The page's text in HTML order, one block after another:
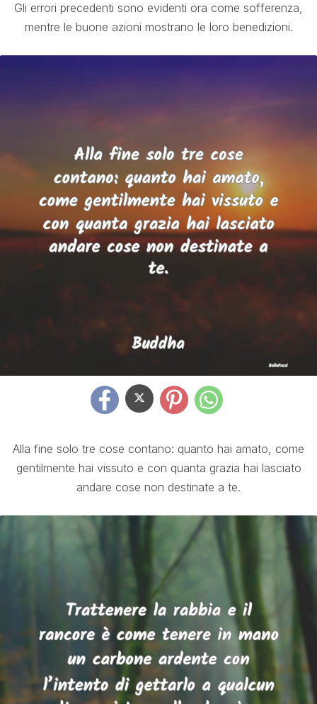
Gli errori precedenti sono evidenti ora come sofferenza,
mentre le buone azioni mostrano le loro benedizioni.
Alla fine solo tre cose contano: quanto hai amato, come
gentilmente hai vissuto e con quanta grazia hai lasciato
andare cose non destinate a te.